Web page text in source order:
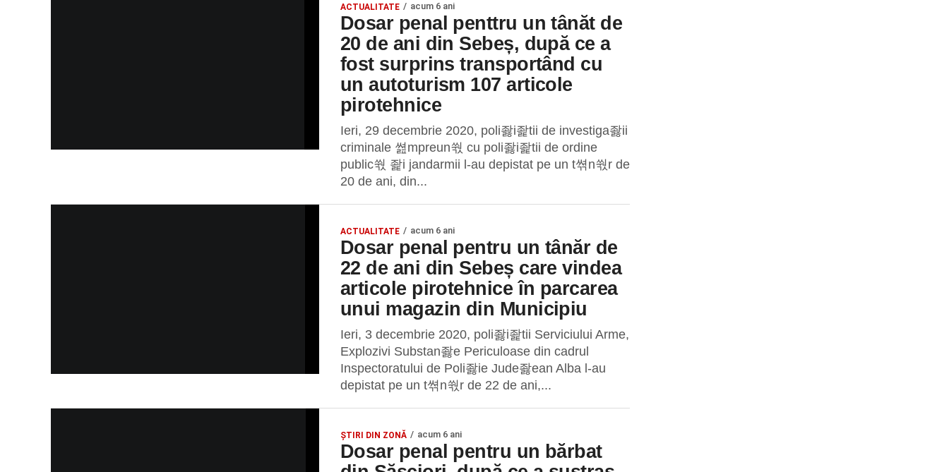
ACTUALITATE acum 6 ani
Dosar penal penttru un tânăt de
20 de ani din Sebeș, după ce a
fost surprins transportând cu
un autoturism 107 articole
pirotehnice
Ieri, 29 decembrie 2020, poli좛i좙tii de investiga좛ii
criminale 쎮mpreun쒃 cu poli좛i좙tii de ordine
public쒃 좙i jandarmii l-au depistat pe un t쎢n쒃r de
20 de ani, din...
ACTUALITATE acum 6 ani
Dosar penal pentru un tânăr de
22 de ani din Sebeș care vindea
articole pirotehnice în parcarea
unui magazin din Municipiu
Ieri, 3 decembrie 2020, poli좛i좙tii Serviciului Arme,
Explozivi Substan좛e Periculoase din cadrul
Inspectoratului de Poli좛ie Jude좛ean Alba l-au
depistat pe un t쎢n쒃r de 22 de ani,...
ȘTIRI DIN ZONĂ acum 6 ani
Dosar penal pentru un bărbat